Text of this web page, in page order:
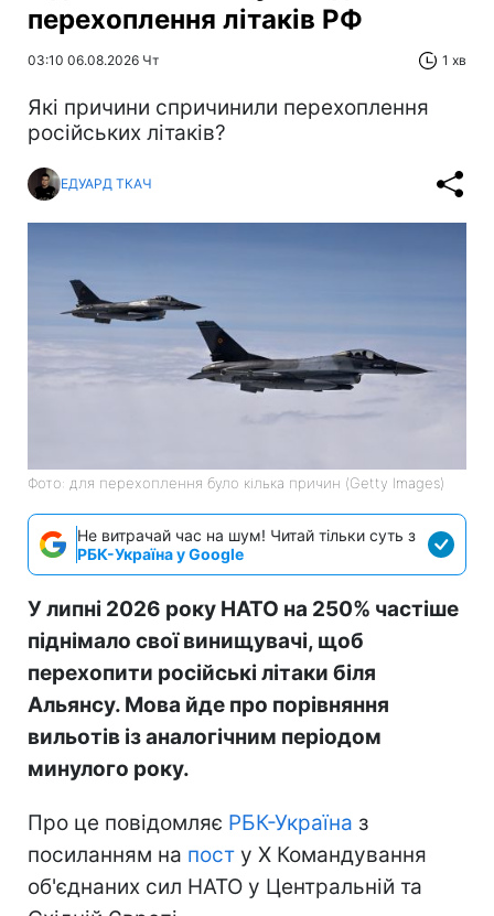
перехоплення літаків РФ
03:10 06.08.2026 Чт 1 хв
Які причини спричинили перехоплення
російських літаків?
ЕДУАРД ТКАЧ
Фото: для перехоплення було кілька причин (Getty Images)
Не витрачай час на шум! Читай тільки суть з
РБК-Україна у Google
У липні 2026 року НАТО на 250% частіше
піднімало свої винищувачі, щоб
перехопити російські літаки біля
Альянсу. Мова йде про порівняння
вильотів із аналогічним періодом
минулого року.
Про це повідомляє РБК-Україна з
посиланням на пост у Х Командування
об'єднаних сил НАТО у Центральній та